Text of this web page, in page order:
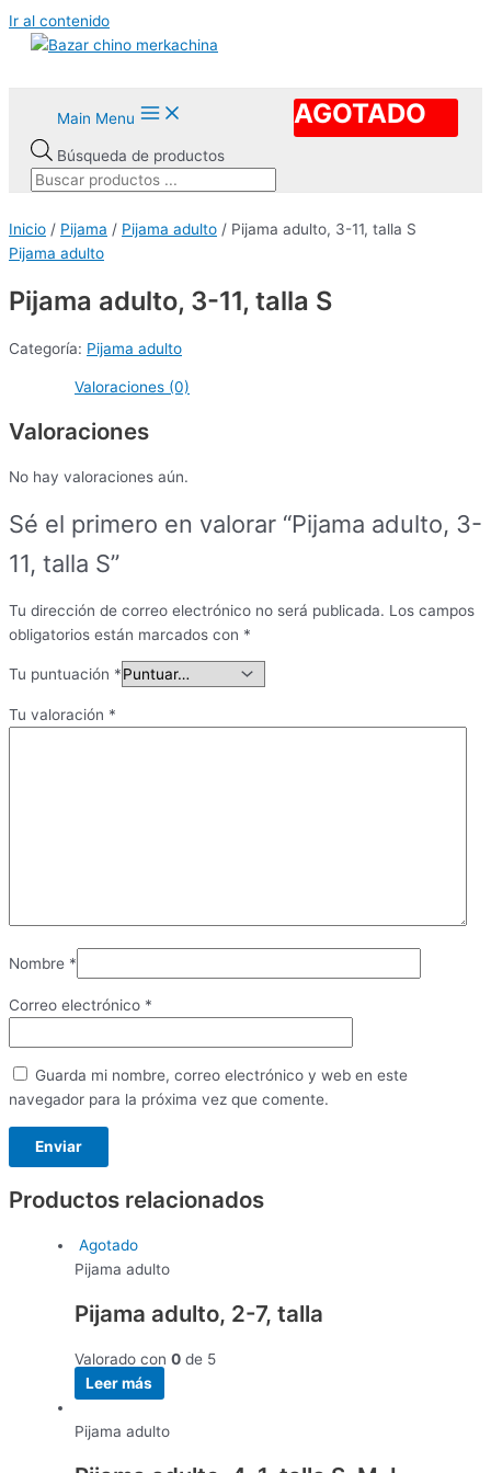
Ir al contenido
Main Menu
Búsqueda de productos
Inicio / Pijama / Pijama adulto / Pijama adulto, 3-11, talla S
Pijama adulto
Pijama adulto, 3-11, talla S
Categoría: Pijama adulto
Valoraciones (0)
Valoraciones
No hay valoraciones aún.
Sé el primero en valorar “Pijama adulto, 3-
11, talla S”
Tu dirección de correo electrónico no será publicada. Los campos
obligatorios están marcados con *
Tu puntuación *
Tu valoración *
Nombre *
Correo electrónico *
Guarda mi nombre, correo electrónico y web en este
navegador para la próxima vez que comente.
Productos relacionados
AGOTADO
Agotado
Pijama adulto
Pijama adulto, 2-7, talla
Valorado con 0 de 5
Leer más
Pijama adulto